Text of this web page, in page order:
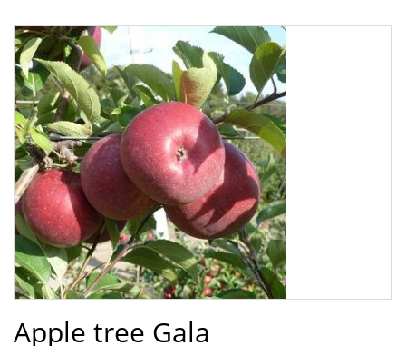
Apple tree Gala